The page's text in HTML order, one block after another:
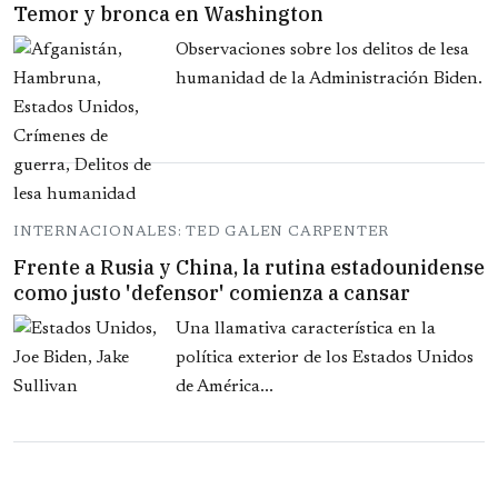
Temor y bronca en Washington
Observaciones sobre los delitos de lesa
humanidad de la Administración Biden.
INTERNACIONALES: TED GALEN CARPENTER
Frente a Rusia y China, la rutina estadounidense
como justo 'defensor' comienza a cansar
Una llamativa característica en la
política exterior de los Estados Unidos
de América...